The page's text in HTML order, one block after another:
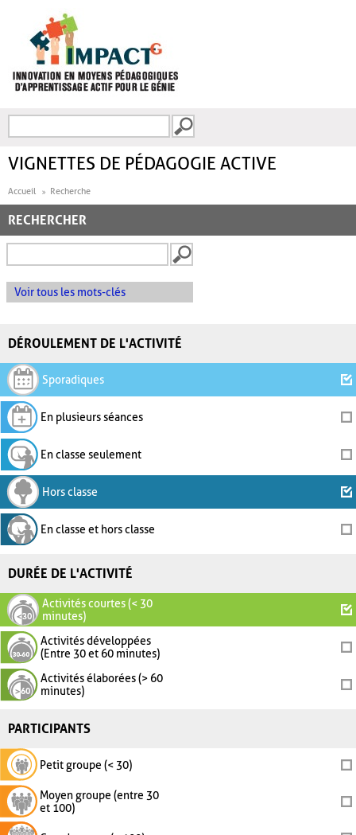
FORMULAIRE DE
VIGNETTES DE PÉDAGOGIE ACTIVE
Accueil Recherche
RECHERCHER
Voir tous les mots-clés
DÉROULEMENT DE L'ACTIVITÉ
Sporadiques
En plusieurs séances
En classe seulement
Hors classe
En classe et hors classe
DURÉE DE L'ACTIVITÉ
Activités courtes (< 30
minutes)
Activités développées
(Entre 30 et 60 minutes)
Activités élaborées (> 60
minutes)
PARTICIPANTS
Petit groupe (< 30)
Moyen groupe (entre 30
et 100)